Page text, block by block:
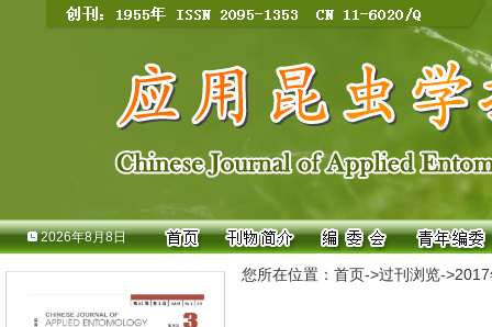
2026年8月8日
您所在位置： 首页->过刊浏览->